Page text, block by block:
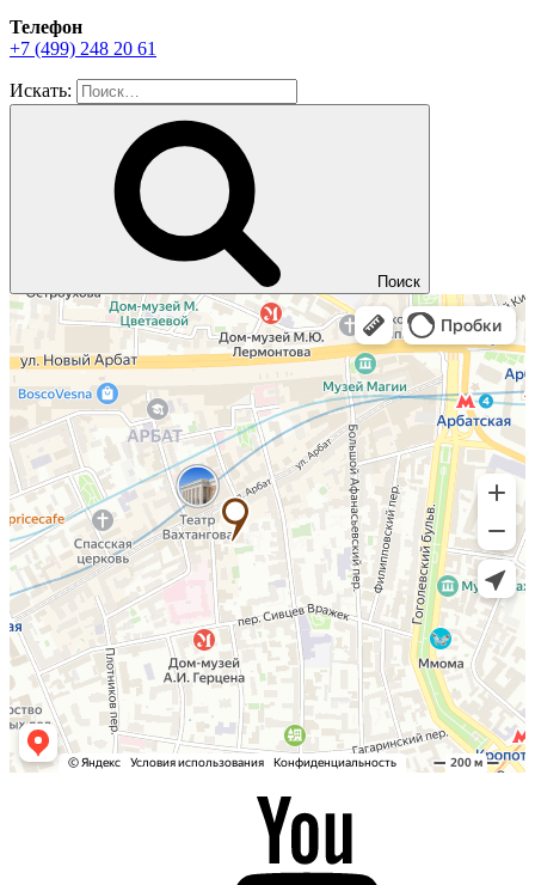
Телефон
+7 (499) 248 20 61
Искать:
Поиск